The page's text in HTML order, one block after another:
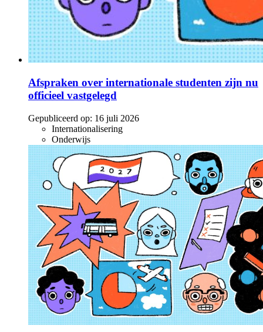
Afspraken over internationale studenten zijn nu
officieel vastgelegd
Gepubliceerd op: 16 juli 2026
Internationalisering
Onderwijs